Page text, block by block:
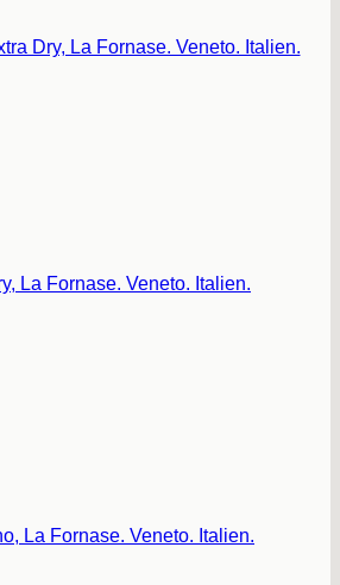
La Fornase. Veneto. Italien.